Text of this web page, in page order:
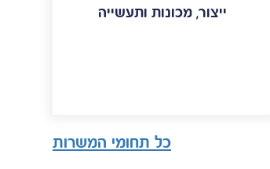
ייצור, מכונות ותעשייה
כל תחומי המשרות